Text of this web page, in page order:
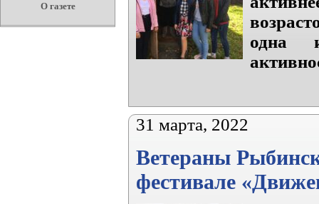
О газете
одна
31 марта, 2022
Ветераны
фестивале